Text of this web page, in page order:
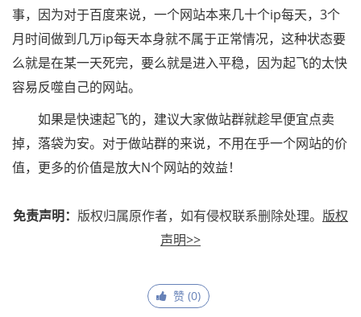
事，因为对于百度来说，一个网站本来几十个ip每天，3个
月时间做到几万ip每天本身就不属于正常情况，这种状态要
么就是在某一天死完，要么就是进入平稳，因为起飞的太快
容易反噬自己的网站。
如果是快速起飞的，建议大家做站群就趁早便宜点卖
掉，落袋为安。对于做站群的来说，不用在乎一个网站的价
值，更多的价值是放大N个网站的效益！
免责声明： 版权归属原作者，如有侵权联系删除处理。 版权
声明>>
赞 (0)